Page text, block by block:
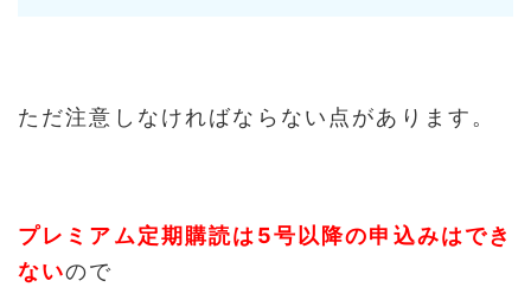
ただ注意しなければならない点があります。
プレミアム定期購読は5号以降の申込みはでき
ないので